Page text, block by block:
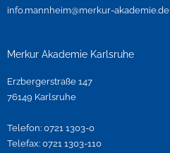
info.mannheim@merkur-akademie.de
Merkur Akademie Karlsruhe
Erzbergerstraße 147
76149 Karlsruhe
Telefon: 0721 1303-0
Telefax: 0721 1303-110